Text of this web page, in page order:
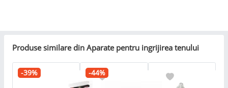
Produse similare din Aparate pentru ingrijirea tenului
-39% -44%